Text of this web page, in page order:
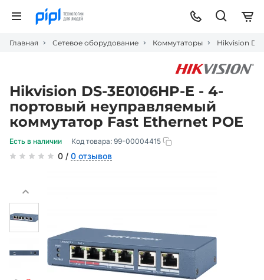
Главная Сетевое оборудование Коммутаторы Hikvision
Hikvision DS-3E0106HP-E - 4-
портовый неуправляемый
коммутатор Fast Ethernet POE
Есть в наличии Код товара: 99-00004415
0 / 0 отзывов